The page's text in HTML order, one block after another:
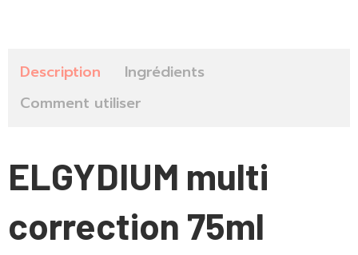
Description
Ingrédients
Comment utiliser
ELGYDIUM multi
correction 75ml